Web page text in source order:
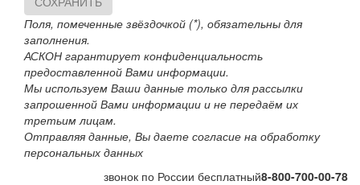
Поля, помеченные звёздочкой (*), обязательны для
заполнения.
АСКОН гарантирует конфиденциальность
предоставленной Вами информации.
Мы используем Ваши данные только для рассылки
запрошенной Вами информации и не передаём их
третьим лицам.
Отправляя данные, Вы даете согласие на обработку
персональных данных
звонок по России бесплатный8-800-700-00-78